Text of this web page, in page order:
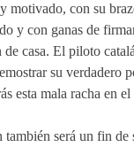
motivado, con su
y con ganas de
casa. El piloto
su verdadero
esta mala racha en
será un fin de